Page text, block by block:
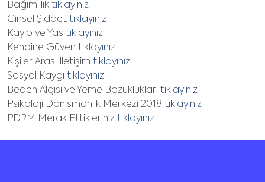
Bağımlılık tıklayınız
Cinsel Şiddet tıklayınız
Kayıp ve Yas tıklayınız
Kendine Güven tıklayınız
Kişiler Arası İletişim tıklayınız
Sosyal Kaygı tıklayınız
Beden Algısı ve Yeme Bozuklukları tıklayınız
Psikoloji Danışmanlık Merkezi 2018 tıklayınız
PDRM Merak Ettikleriniz tıklayınız